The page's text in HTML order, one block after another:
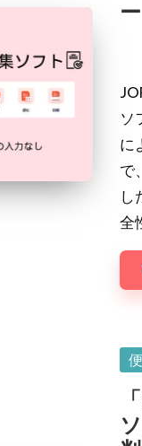
ー
by
ソ
に
で
し
全